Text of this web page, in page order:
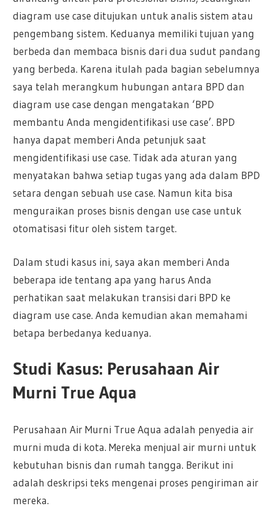
diagram use case ditujukan untuk analis sistem atau
pengembang sistem. Keduanya memiliki tujuan yang
berbeda dan membaca bisnis dari dua sudut pandang
yang berbeda. Karena itulah pada bagian sebelumnya
saya telah merangkum hubungan antara BPD dan
diagram use case dengan mengatakan ‘BPD
membantu Anda mengidentifikasi use case’. BPD
hanya dapat memberi Anda petunjuk saat
mengidentifikasi use case. Tidak ada aturan yang
menyatakan bahwa setiap tugas yang ada dalam BPD
setara dengan sebuah use case. Namun kita bisa
menguraikan proses bisnis dengan use case untuk
otomatisasi fitur oleh sistem target.
Dalam studi kasus ini, saya akan memberi Anda
beberapa ide tentang apa yang harus Anda
perhatikan saat melakukan transisi dari BPD ke
diagram use case. Anda kemudian akan memahami
betapa berbedanya keduanya.
Studi Kasus: Perusahaan Air
Murni True Aqua
Perusahaan Air Murni True Aqua adalah penyedia air
murni muda di kota. Mereka menjual air murni untuk
kebutuhan bisnis dan rumah tangga. Berikut ini
adalah deskripsi teks mengenai proses pengiriman air
mereka.